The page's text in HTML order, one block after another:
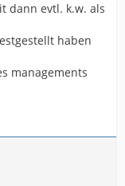
dann evtl. k.w. als
haben
managements